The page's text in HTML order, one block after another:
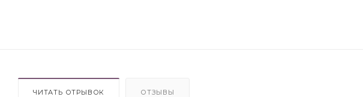
ЧИТАТЬ ОТРЫВОК ОТЗЫВЫ